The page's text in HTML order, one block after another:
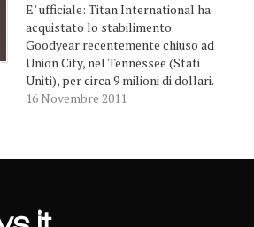
E’ ufficiale: Titan International ha
acquistato lo stabilimento
Goodyear recentemente chiuso ad
Union City, nel Tennessee (Stati
Uniti), per circa 9 milioni di dollari.
“Titan non ha ancora deciso come
16 Novembre 2011